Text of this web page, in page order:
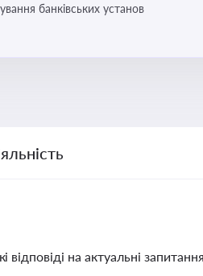
банківських установ
на актуальні